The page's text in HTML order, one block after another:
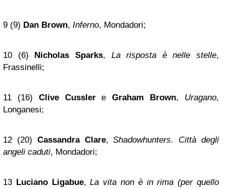
9 (9) Dan Brown, Inferno, Mondadori;
10 (6) Nicholas Sparks, La risposta è nelle stelle,
Frassinelli;
11 (16) Clive CusslereGraham Brown, Uragano,
Longanesi;
12 (20) Cassandra Clare,Shadowhunters. Città degli
angeli caduti, Mondadori;
13 Luciano Ligabue,La vita non è in rima (per quello